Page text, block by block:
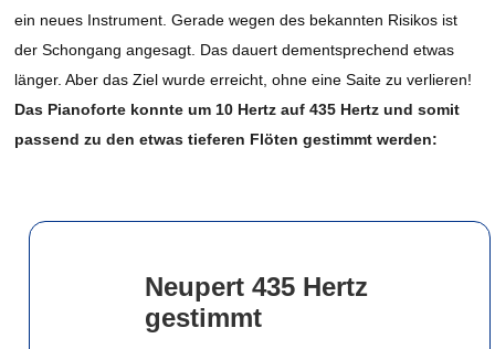
ein neues Instrument. Gerade wegen des bekannten Risikos ist
der Schongang angesagt. Das dauert dementsprechend etwas
länger. Aber das Ziel wurde erreicht, ohne eine Saite zu verlieren!
Das Pianoforte konnte um 10 Hertz auf 435 Hertz und somit
passend zu den etwas tieferen Flöten gestimmt werden:
Neupert 435 Hertz
gestimmt